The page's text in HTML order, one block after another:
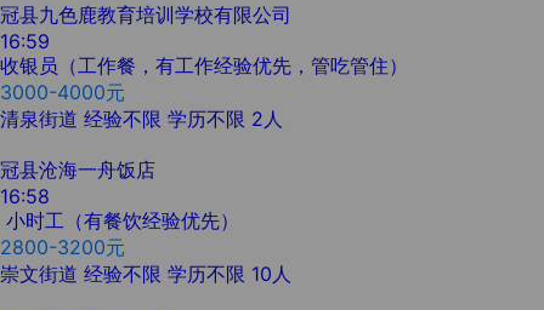
冠县九色鹿教育培训学校有限公司
16:59
收银员（工作餐，有工作经验优先，管吃管住）
3000-4000元
清泉街道 经验不限 学历不限 2人
冠县沧海一舟饭店
16:58
小时工（有餐饮经验优先）
2800-3200元
崇文街道 经验不限 学历不限 10人